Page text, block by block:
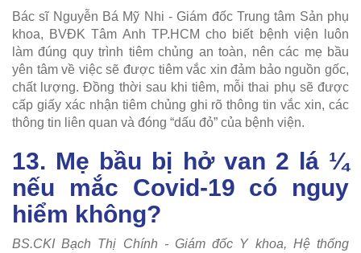
Bác sĩ Nguyễn Bá Mỹ Nhi - Giám đốc Trung tâm Sản phụ
khoa, BVĐK Tâm Anh TP.HCM cho biết bệnh viện luôn
làm đúng quy trình tiêm chủng an toàn, nên các mẹ bầu
yên tâm về việc sẽ được tiêm vắc xin đảm bảo nguồn gốc,
chất lượng. Đồng thời sau khi tiêm, mỗi thai phụ sẽ được
cấp giấy xác nhận tiêm chủng ghi rõ thông tin vắc xin, các
thông tin liên quan và đóng “dấu đỏ” của bệnh viện.
13. Mẹ bầu bị hở van 2 lá ¼
nếu mắc Covid-19 có nguy
hiểm không?
BS.CKI Bạch Thị Chính - Giám đốc Y khoa, Hệ thống